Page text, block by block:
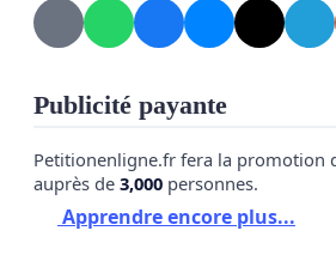
Publicité payante
Petitionenligne.fr fera la promotion
auprès de 3,000 personnes.
Apprendre encore plus...